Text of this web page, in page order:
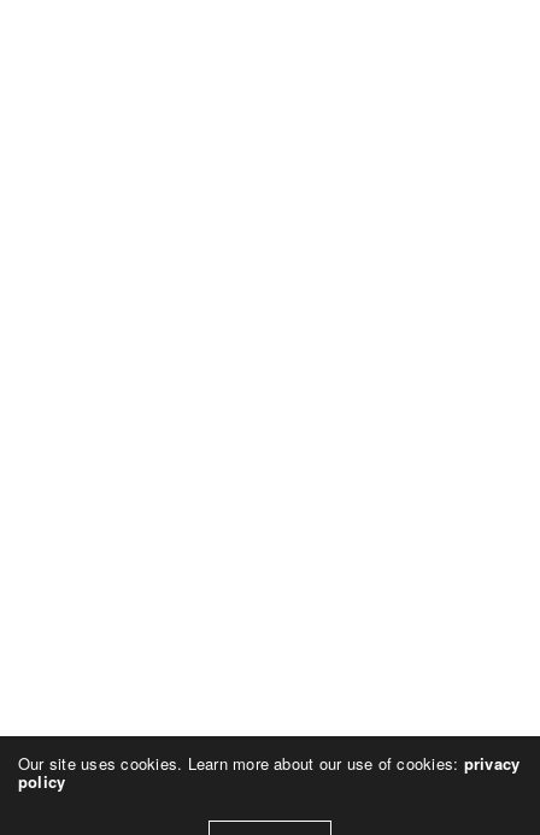
Our site uses cookies. Learn more about our use of cookies: privacy
policy